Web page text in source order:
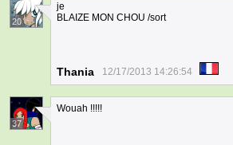
20
je
BLAIZE MON CHOU /sort
Thania 12/17/2013 14:26:54
37
Wouah !!!!!